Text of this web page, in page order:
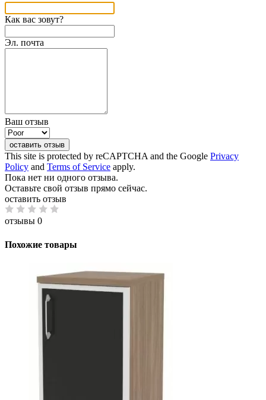
Как вас зовут?
Эл. почта
Ваш отзыв
оставить отзыв
This site is protected by reCAPTCHA and the Google Privacy
Policy and Terms of Service apply.
Пока нет ни одного отзыва.
Оставьте свой отзыв прямо сейчас.
оставить отзыв
отзывы 0
Похожие товары